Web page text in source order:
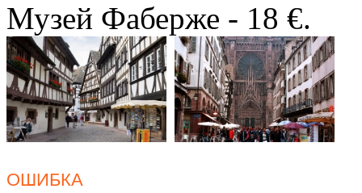
Музей Фаберже - 18 €.
ОШИБКА